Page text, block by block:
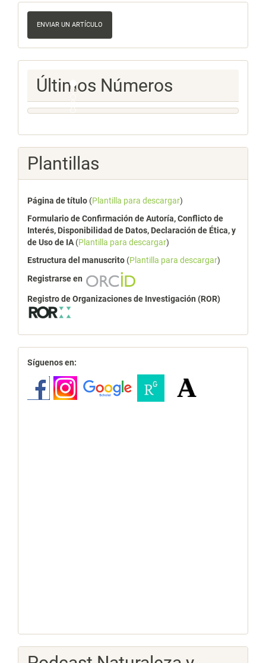
Enviar
un
artículo
ENVIAR UN ARTÍCULO
Ultimos
Numeros
Últimos Números
Plantillas
Página de título (Plantilla para descargar)
Formulario de Confirmación de Autoría, Conflicto de
Interés, Disponibilidad de Datos, Declaración de Ética, y
de Uso de IA (Plantilla para descargar)
Estructura del manuscrito (Plantilla para descargar)
Registrarse en
Registro de Organizaciones de Investigación (ROR)
redes
Síguenos en: